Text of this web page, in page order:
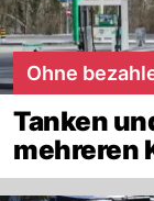
Ohne
Tanken
mehreren